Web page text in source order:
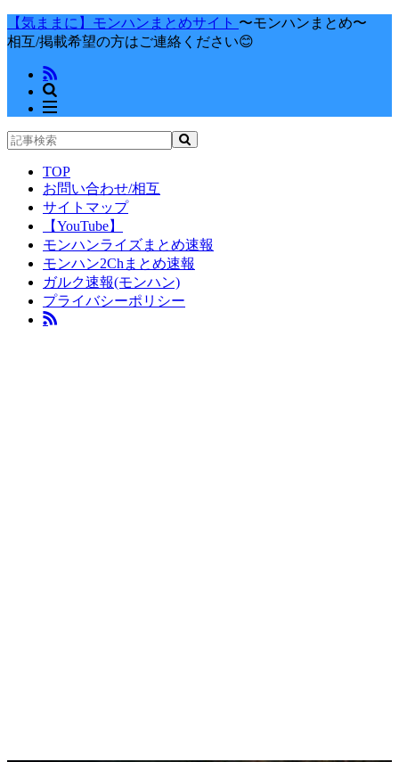
【気ままに】モンハンまとめサイト 〜モンハンまとめ〜
相互/掲載希望の方はご連絡ください😊
TOP
お問い合わせ/相互
サイトマップ
【YouTube】
モンハンライズまとめ速報
モンハン2Chまとめ速報
ガルク速報(モンハン)
プライバシーポリシー